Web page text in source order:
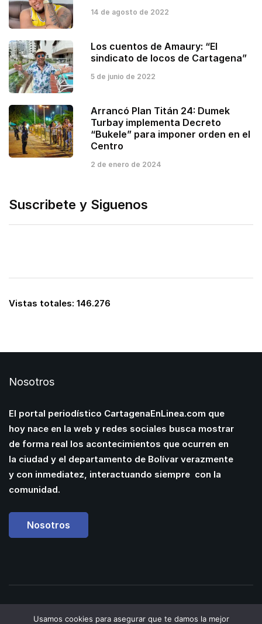
14 de agosto de 2022
Los cuentos de Amaury: “El
sindicato de locos de Cartagena”
5 de junio de 2022
Arrancó Plan Titán 24: Dumek
Turbay implementa Decreto
“Bukele” para imponer orden en el
Centro
2 de enero de 2024
Suscribete y Siguenos
Vistas totales: 146.276
Nosotros
El portal periodístico CartagenaEnLinea.com que
hoy nace en la web y redes sociales busca mostrar
de forma real los acontecimientos que ocurren en
la ciudad y el departamento de Bolívar verazmente
y con inmediatez, interactuando siempre con la
comunidad.
Nosotros
Usamos cookies para asegurar que te damos la mejor